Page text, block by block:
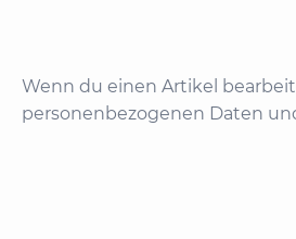
Wenn du einen Artikel
personenbezogenen Daten